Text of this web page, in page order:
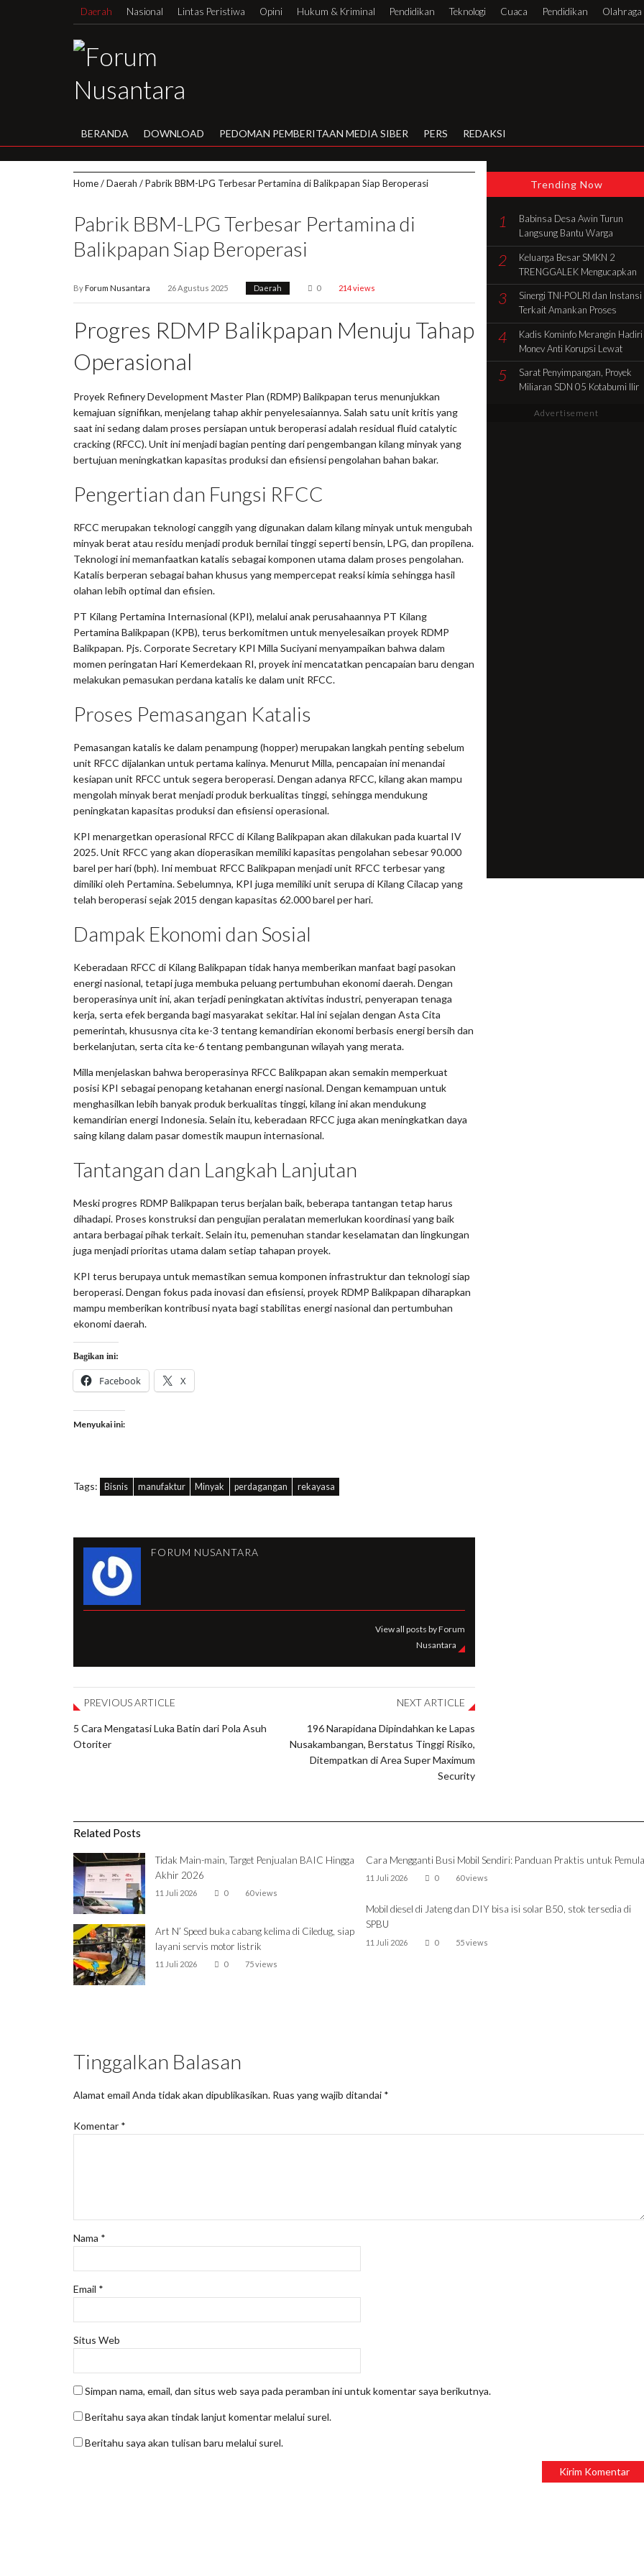
Daerah Nasional Lintas Peristiwa Opini Hukum & Kriminal Pendidikan Teknologi Cuaca Pendidikan Olahraga
BERANDA DOWNLOAD PEDOMAN PEMBERITAAN MEDIA SIBER PERS REDAKSI
Home/Daerah /Pabrik BBM-LPG Terbesar Pertamina di Balikpapan Siap Beroperasi
Pabrik BBM-LPG Terbesar Pertamina di
Balikpapan Siap Beroperasi
ByForum Nusantara 26 Agustus 2025 Daerah 0 214 views
Progres RDMP Balikpapan Menuju Tahap
Operasional
Proyek Refinery Development Master Plan (RDMP) Balikpapan terus menunjukkan
kemajuan signifikan, menjelang tahap akhir penyelesaiannya. Salah satu unit kritis yang
saat ini sedang dalam proses persiapan untuk beroperasi adalah residual fluid catalytic
cracking (RFCC). Unit ini menjadi bagian penting dari pengembangan kilang minyak yang
bertujuan meningkatkan kapasitas produksi dan efisiensi pengolahan bahan bakar.
Pengertian dan Fungsi RFCC
RFCC merupakan teknologi canggih yang digunakan dalam kilang minyak untuk mengubah
minyak berat atau residu menjadi produk bernilai tinggi seperti bensin, LPG, dan propilena.
Teknologi ini memanfaatkan katalis sebagai komponen utama dalam proses pengolahan.
Katalis berperan sebagai bahan khusus yang mempercepat reaksi kimia sehingga hasil
olahan lebih optimal dan efisien.
PT Kilang Pertamina Internasional (KPI), melalui anak perusahaannya PT Kilang
Pertamina Balikpapan (KPB), terus berkomitmen untuk menyelesaikan proyek RDMP
Balikpapan. Pjs. Corporate Secretary KPI Milla Suciyani menyampaikan bahwa dalam
momen peringatan Hari Kemerdekaan RI, proyek ini mencatatkan pencapaian baru dengan
melakukan pemasukan perdana katalis ke dalam unit RFCC.
Proses Pemasangan Katalis
Pemasangan katalis ke dalam penampung (hopper) merupakan langkah penting sebelum
unit RFCC dijalankan untuk pertama kalinya. Menurut Milla, pencapaian ini menandai
kesiapan unit RFCC untuk segera beroperasi. Dengan adanya RFCC, kilang akan mampu
mengolah minyak berat menjadi produk berkualitas tinggi, sehingga mendukung
peningkatan kapasitas produksi dan efisiensi operasional.
KPI menargetkan operasional RFCC di Kilang Balikpapan akan dilakukan pada kuartal IV
2025. Unit RFCC yang akan dioperasikan memiliki kapasitas pengolahan sebesar 90.000
barel per hari (bph). Ini membuat RFCC Balikpapan menjadi unit RFCC terbesar yang
dimiliki oleh Pertamina. Sebelumnya, KPI juga memiliki unit serupa di Kilang Cilacap yang
telah beroperasi sejak 2015 dengan kapasitas 62.000 barel per hari.
Dampak Ekonomi dan Sosial
Keberadaan RFCC di Kilang Balikpapan tidak hanya memberikan manfaat bagi pasokan
energi nasional, tetapi juga membuka peluang pertumbuhan ekonomi daerah. Dengan
beroperasinya unit ini, akan terjadi peningkatan aktivitas industri, penyerapan tenaga
kerja, serta efek berganda bagi masyarakat sekitar. Hal ini sejalan dengan Asta Cita
pemerintah, khususnya cita ke-3 tentang kemandirian ekonomi berbasis energi bersih dan
berkelanjutan, serta cita ke-6 tentang pembangunan wilayah yang merata.
Milla menjelaskan bahwa beroperasinya RFCC Balikpapan akan semakin memperkuat
posisi KPI sebagai penopang ketahanan energi nasional. Dengan kemampuan untuk
menghasilkan lebih banyak produk berkualitas tinggi, kilang ini akan mendukung
kemandirian energi Indonesia. Selain itu, keberadaan RFCC juga akan meningkatkan daya
saing kilang dalam pasar domestik maupun internasional.
Tantangan dan Langkah Lanjutan
Meski progres RDMP Balikpapan terus berjalan baik, beberapa tantangan tetap harus
dihadapi. Proses konstruksi dan pengujian peralatan memerlukan koordinasi yang baik
antara berbagai pihak terkait. Selain itu, pemenuhan standar keselamatan dan lingkungan
juga menjadi prioritas utama dalam setiap tahapan proyek.
KPI terus berupaya untuk memastikan semua komponen infrastruktur dan teknologi siap
beroperasi. Dengan fokus pada inovasi dan efisiensi, proyek RDMP Balikpapan diharapkan
mampu memberikan kontribusi nyata bagi stabilitas energi nasional dan pertumbuhan
ekonomi daerah.
Bagikan ini:
Facebook X
Menyukai ini:
Tags: Bisnis manufaktur Minyak perdagangan rekayasa
FORUM NUSANTARA
View all posts by Forum
Nusantara
PREVIOUS ARTICLE
5 Cara Mengatasi Luka Batin dari Pola Asuh
Otoriter
NEXT ARTICLE
196 Narapidana Dipindahkan ke Lapas
Nusakambangan, Berstatus Tinggi Risiko,
Ditempatkan di Area Super Maximum
Security
Trending Now
1
Babinsa Desa Awin Turun
Langsung Bantu Warga
Gotong Royong Bangun Rumah
di Batang Hari
2
Keluarga Besar SMKN 2
TRENGGALEK Mengucapkan
Selamat HUT Ke-81 RI
3
Sinergi TNI-POLRI dan Instansi
Terkait Amankan Proses
Pencocokan Fisik Objek
Sengketa di Kelurahan Selamat
4
Kadis Kominfo Merangin Hadiri
Monev Anti Korupsi Lewat
Zoom Dukung Penuh Desa
Sidolego Jadi Percontohan
Desa Anti Korupsi
5
Sarat Penyimpangan, Proyek
Miliaran SDN 05 Kotabumi Ilir
Advertisement
Related Posts
Tidak Main-main, Target Penjualan BAIC Hingga
Akhir 2026
11 Juli 2026 0 60 views
Art N’ Speed buka cabang kelima di Ciledug, siap
layani servis motor listrik
11 Juli 2026 0 75 views
Cara Mengganti Busi Mobil Sendiri: Panduan Praktis untuk Pemula
11 Juli 2026 0 60 views
Mobil diesel di Jateng dan DIY bisa isi solar B50, stok tersedia di
SPBU
11 Juli 2026 0 55 views
Tinggalkan Balasan
Alamat email Anda tidak akan dipublikasikan. Ruas yang wajib ditandai *
Komentar *
Nama *
Email *
Situs Web
Simpan nama, email, dan situs web saya pada peramban ini untuk komentar saya berikutnya.
Beritahu saya akan tindak lanjut komentar melalui surel.
Beritahu saya akan tulisan baru melalui surel.